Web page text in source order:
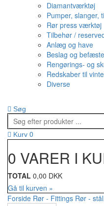
Diamantværktøj
Pumper, slanger,
Rør press værktøj
Tilbehør /
Anlæg og have
Beslag og
Rengørings- og
Redskaber til
Diverse
Søg
Kurv 0
0 VARER I
TOTAL 0,00 DKK
Gå til kurven »
Forside Rør - Fittings Rør -